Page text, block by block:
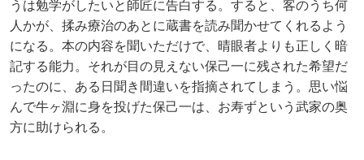
うは勉学がしたいと師匠に告白する。すると、客のうち何
人かが、揉み療治のあとに蔵書を読み聞かせてくれるよう
になる。本の内容を聞いただけで、晴眼者よりも正しく暗
記する能力。それが目の見えない保己一に残された希望だ
ったのに、ある日聞き間違いを指摘されてしまう。思い悩
んで牛ヶ淵に身を投げた保己一は、お寿ずという武家の奥
方に助けられる。